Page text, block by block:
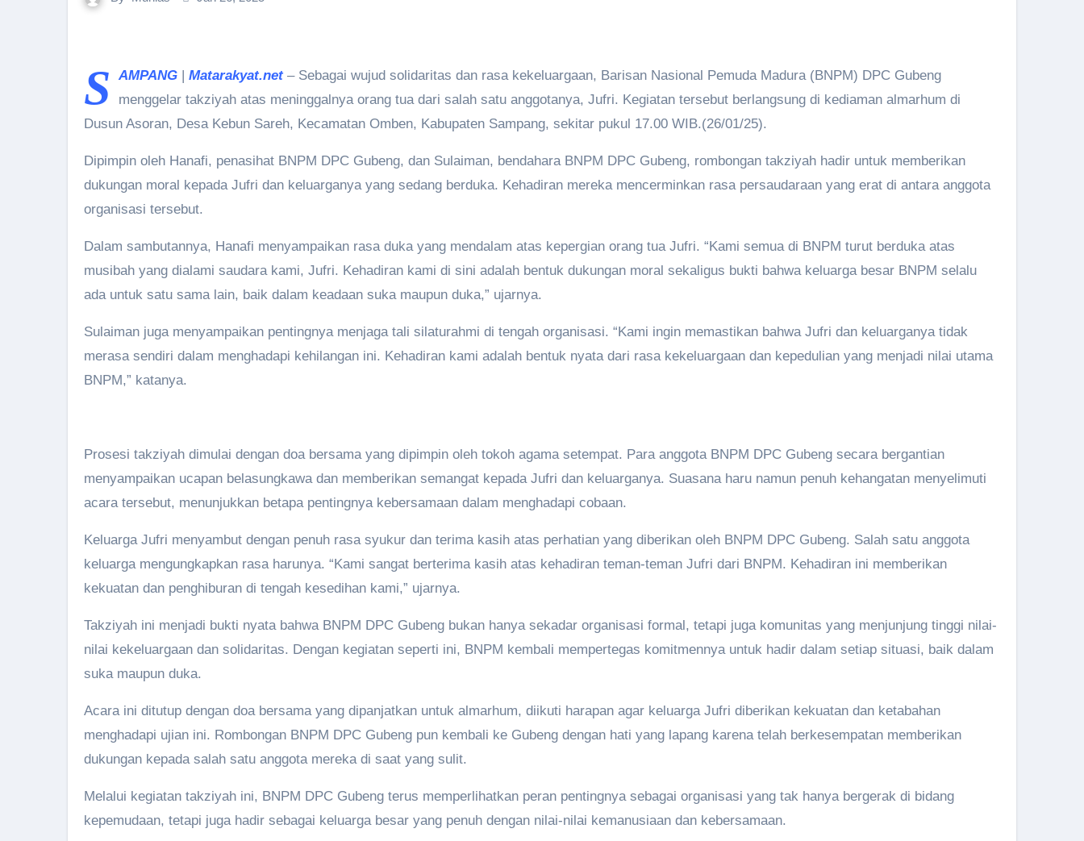
S AMPANG | Matarakyat.net– Sebagai wujud solidaritas dan rasa kekeluargaan, Barisan Nasional Pemuda Madura (BNPM) DPC Gubeng
menggelar takziyah atas meninggalnya orang tua dari salah satu anggotanya, Jufri. Kegiatan tersebut berlangsung di kediaman almarhum di
Dusun Asoran, Desa Kebun Sareh, Kecamatan Omben, Kabupaten Sampang, sekitar pukul 17.00 WIB.(26/01/25).
Dipimpin oleh Hanafi, penasihat BNPM DPC Gubeng, dan Sulaiman, bendahara BNPM DPC Gubeng, rombongan takziyah hadir untuk memberikan
dukungan moral kepada Jufri dan keluarganya yang sedang berduka. Kehadiran mereka mencerminkan rasa persaudaraan yang erat di antara anggota
organisasi tersebut.
Dalam sambutannya, Hanafi menyampaikan rasa duka yang mendalam atas kepergian orang tua Jufri. “Kami semua di BNPM turut berduka atas
musibah yang dialami saudara kami, Jufri. Kehadiran kami di sini adalah bentuk dukungan moral sekaligus bukti bahwa keluarga besar BNPM selalu
ada untuk satu sama lain, baik dalam keadaan suka maupun duka,” ujarnya.
Sulaiman juga menyampaikan pentingnya menjaga tali silaturahmi di tengah organisasi. “Kami ingin memastikan bahwa Jufri dan keluarganya tidak
merasa sendiri dalam menghadapi kehilangan ini. Kehadiran kami adalah bentuk nyata dari rasa kekeluargaan dan kepedulian yang menjadi nilai utama
BNPM,” katanya.
Prosesi takziyah dimulai dengan doa bersama yang dipimpin oleh tokoh agama setempat. Para anggota BNPM DPC Gubeng secara bergantian
menyampaikan ucapan belasungkawa dan memberikan semangat kepada Jufri dan keluarganya. Suasana haru namun penuh kehangatan menyelimuti
acara tersebut, menunjukkan betapa pentingnya kebersamaan dalam menghadapi cobaan.
Keluarga Jufri menyambut dengan penuh rasa syukur dan terima kasih atas perhatian yang diberikan oleh BNPM DPC Gubeng. Salah satu anggota
keluarga mengungkapkan rasa harunya. “Kami sangat berterima kasih atas kehadiran teman-teman Jufri dari BNPM. Kehadiran ini memberikan
kekuatan dan penghiburan di tengah kesedihan kami,” ujarnya.
Takziyah ini menjadi bukti nyata bahwa BNPM DPC Gubeng bukan hanya sekadar organisasi formal, tetapi juga komunitas yang menjunjung tinggi nilai-
nilai kekeluargaan dan solidaritas. Dengan kegiatan seperti ini, BNPM kembali mempertegas komitmennya untuk hadir dalam setiap situasi, baik dalam
suka maupun duka.
Acara ini ditutup dengan doa bersama yang dipanjatkan untuk almarhum, diikuti harapan agar keluarga Jufri diberikan kekuatan dan ketabahan
menghadapi ujian ini. Rombongan BNPM DPC Gubeng pun kembali ke Gubeng dengan hati yang lapang karena telah berkesempatan memberikan
dukungan kepada salah satu anggota mereka di saat yang sulit.
Melalui kegiatan takziyah ini, BNPM DPC Gubeng terus memperlihatkan peran pentingnya sebagai organisasi yang tak hanya bergerak di bidang
kepemudaan, tetapi juga hadir sebagai keluarga besar yang penuh dengan nilai-nilai kemanusiaan dan kebersamaan.